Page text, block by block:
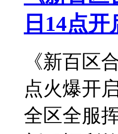
日14点开
《新百区
点火爆开
全区全服